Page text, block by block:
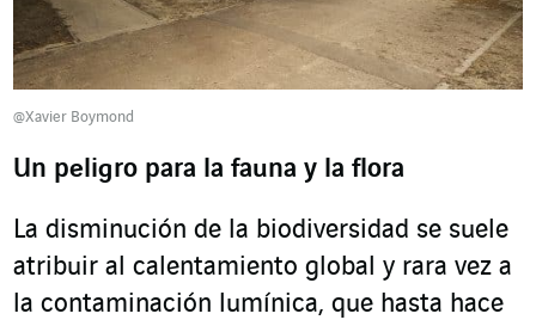
@Xavier Boymond
Un peligro para la fauna y la flora
La disminución de la biodiversidad se suele
atribuir al calentamiento global y rara vez a
la contaminación lumínica, que hasta hace